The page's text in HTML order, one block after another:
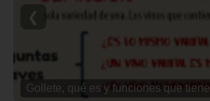
Gollete, qué es y funciones que tiene
❮